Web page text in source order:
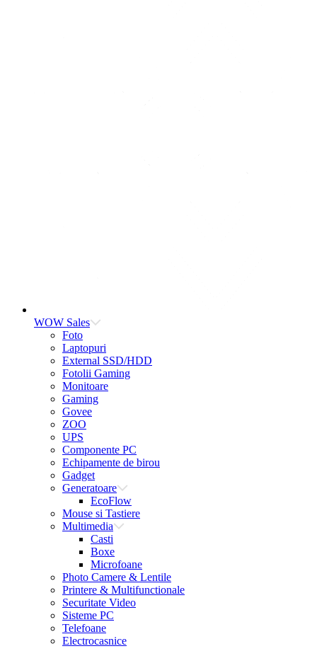
WOW Sales
Foto
Laptopuri
External SSD/HDD
Fotolii Gaming
Monitoare
Gaming
Govee
ZOO
UPS
Componente PC
Echipamente de birou
Gadget
Generatoare
EcoFlow
Mouse si Tastiere
Multimedia
Casti
Boxe
Microfoane
Photo Camere & Lentile
Printere & Multifunctionale
Securitate Video
Sisteme PC
Telefoane
Electrocasnice